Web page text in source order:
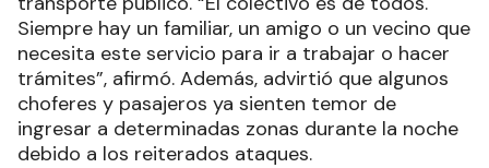
Siempre hay un familiar, un amigo o un vecino que
necesita este servicio para ir a trabajar o hacer
trámites”, afirmó. Además, advirtió que algunos
choferes y pasajeros ya sienten temor de
ingresar a determinadas zonas durante la noche
debido a los reiterados ataques.